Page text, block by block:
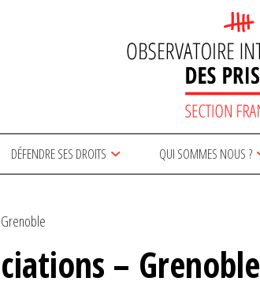
DÉFENDRE SES DROITS QUI SOMMES NOUS ?
– Grenoble